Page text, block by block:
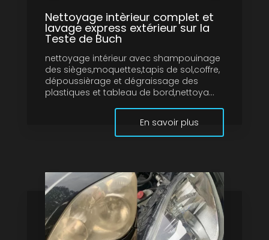
Nettoyage intèrieur complet et
lavage express extérieur sur la
Teste de Buch
nettoyage intérieur avec shampouinage
des sièges,moquettes,tapis de sol,coffre,
dépoussièrage et dégraissage des
plastiques et tableau de bord,nettoya...
En savoir plus